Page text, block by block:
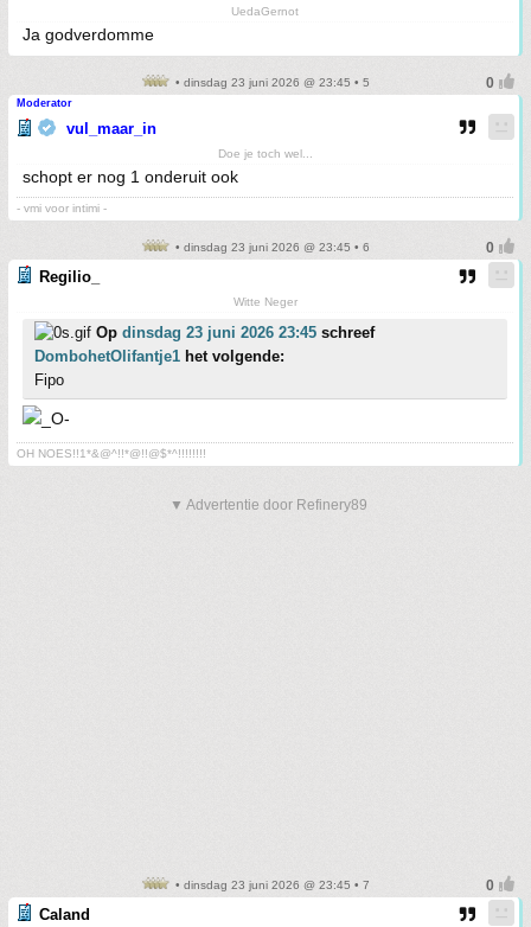
UedaGernot
Ja godverdomme
• dinsdag 23 juni 2026 @ 23:45 • 5
Moderator
vul_maar_in
Doe je toch wel...
schopt er nog 1 onderuit ook
- vmi voor intimi -
• dinsdag 23 juni 2026 @ 23:45 • 6
Regilio_
Witte Neger
Op dinsdag 23 juni 2026 23:45 schreef
DombohetOlifantje1 het volgende:
Fipo
OH NOES!!1*&@^!!*@!!@$*^!!!!!!!!
▼ Advertentie door Refinery89
• dinsdag 23 juni 2026 @ 23:45 • 7
Caland